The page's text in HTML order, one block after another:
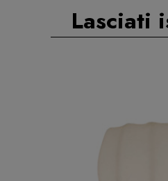
Lasciati